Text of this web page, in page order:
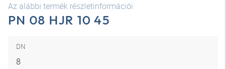
Az alábbi termék részletinformációi
PN 08 HJR 10 45
DN
8